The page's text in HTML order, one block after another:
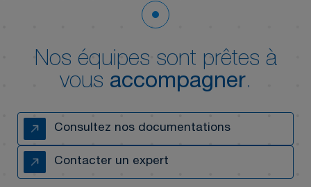
Nos équipes sont prêtes à
vous accompagner.
Consultez nos documentations
Contacter un expert